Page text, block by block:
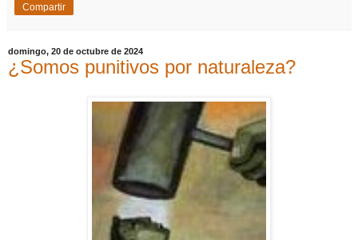
Compartir
domingo, 20 de octubre de 2024
¿Somos punitivos por naturaleza?